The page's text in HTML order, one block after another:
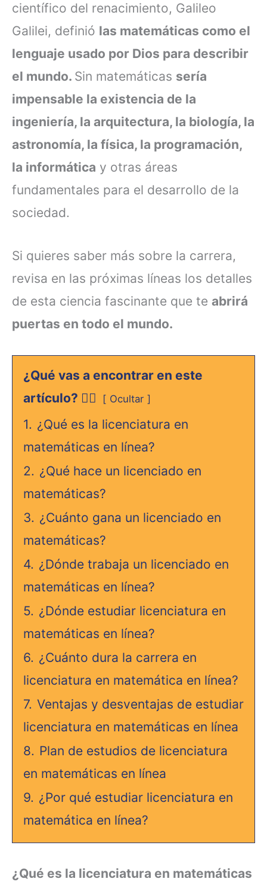
científico del renacimiento, Galileo
Galilei, definió las matemáticas como el
lenguaje usado por Dios para describir
el mundo. Sin matemáticas sería
impensable la existencia de la
ingeniería, la arquitectura, la biología, la
astronomía, la física, la programación,
la informática y otras áreas
fundamentales para el desarrollo de la
sociedad.
Si quieres saber más sobre la carrera,
revisa en las próximas líneas los detalles
de esta ciencia fascinante que te abrirá
puertas en todo el mundo.
¿Qué vas a encontrar en este
artículo? 👇🏻
Ocultar
1. ¿Qué es la licenciatura en
matemáticas en línea?
2. ¿Qué hace un licenciado en
matemáticas?
3. ¿Cuánto gana un licenciado en
matemáticas?
4. ¿Dónde trabaja un licenciado en
matemáticas en línea?
5. ¿Dónde estudiar licenciatura en
matemáticas en línea?
6. ¿Cuánto dura la carrera en
licenciatura en matemática en línea?
7. Ventajas y desventajas de estudiar
licenciatura en matemáticas en línea
8. Plan de estudios de licenciatura
en matemáticas en línea
9. ¿Por qué estudiar licenciatura en
matemática en línea?
¿Qué es la licenciatura en matemáticas